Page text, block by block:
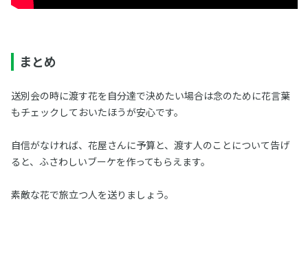
まとめ
送別会の時に渡す花を自分達で決めたい場合は念のために花言葉
もチェックしておいたほうが安心です。
自信がなければ、花屋さんに予算と、渡す人のことについて告げ
ると、ふさわしいブーケを作ってもらえます。
素敵な花で旅立つ人を送りましょう。